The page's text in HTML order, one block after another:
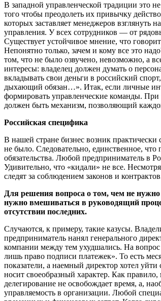
В западной управленческой традиции это
того чтобы преодолеть их привычку
которых заставляет менеджеров
управления. У всех сотрудников — от
Существует устойчивое мнение, что
Непонятно только, зачем и кому все это
том, что не было озвучено, невозможно, а
интересы: владелец должен думать о
вкладывать свои деньги в российский
дыхающий обязан…». Итак, если личные
формировать управленческие команды. При
должен быть механизм, позволяющий
Российская специфика
В нашей стране бизнес возник практически
не было. Следовательно, единственное, что
обязательства. Любой предприниматель в
Удивительно, что «кидали» не все.
следят за соблюдением законов и
Для решения вопроса о том, чем не
нужно вмешиваться в руководящий
отсутствии последних.
Случаются, к примеру, такие казусы.
предприниматель нанял генерального
компании между тем ухудшались. На вопрос
лишь право подписи платежек». То есть
показатели, а наемный директор хотел
носит своеобразный характер. Как
делегирование не освобождает время, а,
управляемость в организации. Любой